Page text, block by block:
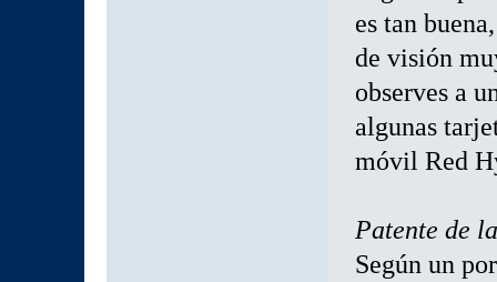
es tan
de visión
observes a
algunas
móvil Red
Patente de
Según un